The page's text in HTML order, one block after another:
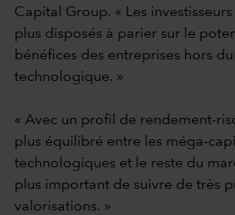
Capital Group. « Les
plus disposés à parier sur le
bénéfices des entreprises hors
technologique. »
« Avec un profil de rendement-
plus équilibré entre les méga-
technologiques et le reste du
plus important de suivre de très
valorisations. »